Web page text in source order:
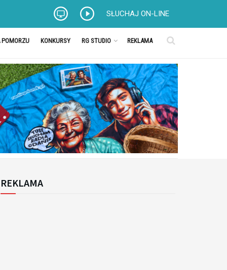
SŁUCHAJ ON-LINE
KONKURSY RG STUDIO REKLAMA
REKLAMA